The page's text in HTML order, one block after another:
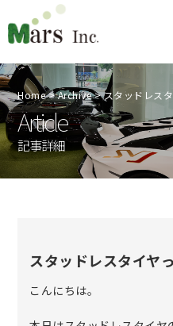
Home Archive スタッドレス
Article
記事詳細
スタッドレスタイヤ
こんにちは。